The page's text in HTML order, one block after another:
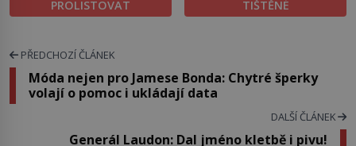
PROLISTOVAT
TIŠTĚNÉ
PŘEDCHOZÍ ČLÁNEK
Móda nejen pro Jamese Bonda: Chytré šperky
volají o pomoc i ukládají data
DALŠÍ ČLÁNEK
Generál Laudon: Dal jméno kletbě i pivu!